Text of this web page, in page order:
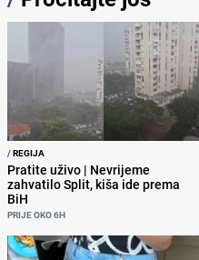
/REGIJA
Pratite uživo | Nevrijeme
zahvatilo Split, kiša ide prema
BiH
PRIJE OKO 6H